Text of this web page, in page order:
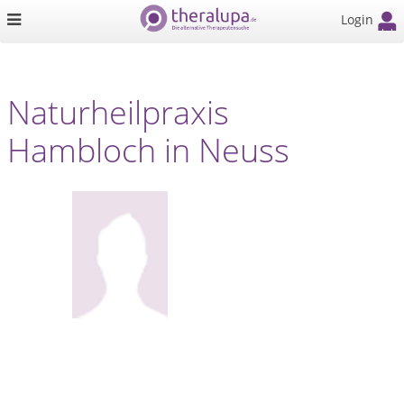
Login
Naturheilpraxis
Hambloch in Neuss